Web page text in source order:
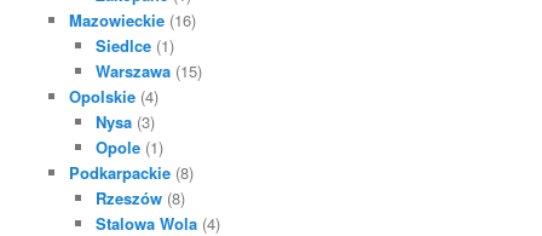
Mazowieckie(16)
Siedlce (1)
Warszawa (15)
Opolskie(4)
Nysa (3)
Opole (1)
Podkarpackie(8)
Rzeszów (8)
Stalowa Wola (4)